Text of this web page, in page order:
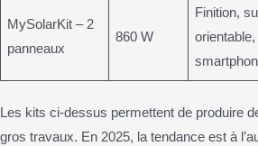
MySolarKit – 2
panneaux
860 W
Finition,
Les kits ci-dessus permettent de produire
gros travaux. En 2025, la tendance est à